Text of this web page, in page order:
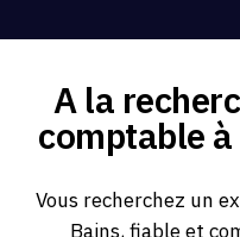
A la
comptable
Vous recherchez un
Bains, fiable et